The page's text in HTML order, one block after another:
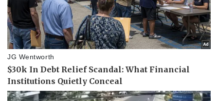
Thế giới thể thao
eSports
Hậu trường
Tư vấn